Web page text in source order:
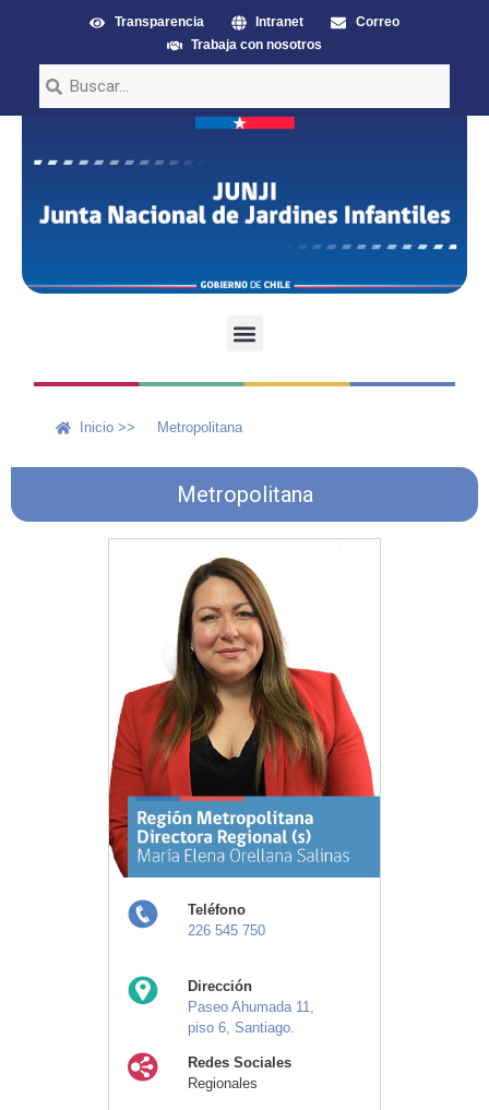
Transparencia Intranet
Correo
Trabaja con nosotros
Inicio >> Metropolitana
Metropolitana
Teléfono
226 545 750
Dirección
Paseo Ahumada 11,
piso 6, Santiago.
Redes Sociales
Regionales